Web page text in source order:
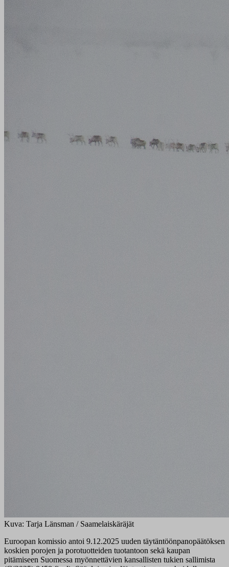
Kuva: Tarja Länsman / Saamelaiskäräjät
Euroopan komissio antoi 9.12.2025 uuden täytäntöönpanopäätöksen
koskien porojen ja porotuotteiden tuotantoon sekä kaupan
pitämiseen Suomessa myönnettävien kansallisten tukien sallimista